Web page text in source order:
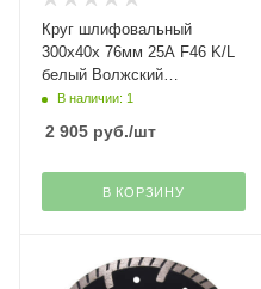
Круг шлифовальный
300х40х 76мм 25A F46 K/L
белый Волжский
абразивный завод
В наличии: 1
2 905 руб./шт
В КОРЗИНУ